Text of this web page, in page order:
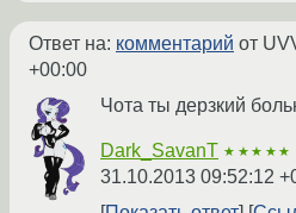
Ответ на: комментарий от
+00:00
Чота ты дерзкий
Dark_SavanT ★★★★★
31.10.2013 09:52:12